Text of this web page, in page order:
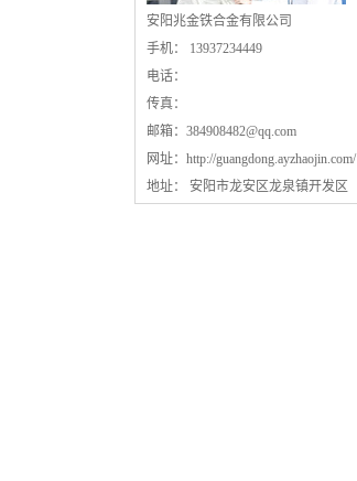
安阳兆金铁合金有限公司
手机： 13937234449
电话：
传真：
邮箱： 384908482@qq.com
网址： http://guangdong.ayzhaojin.com/
地址： 安阳市龙安区龙泉镇开发区